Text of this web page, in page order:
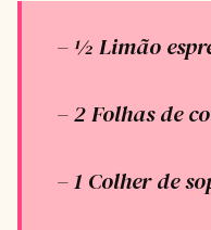
– ½ Limão
– 2 Folhas de
– 1 Colher de